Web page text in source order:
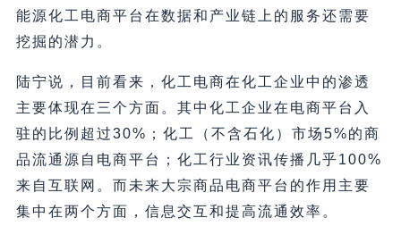
能源化工电商平台在数据和产业链上的服务还需要
挖掘的潜力。
陆宁说，目前看来，化工电商在化工企业中的渗透
主要体现在三个方面。其中化工企业在电商平台入
驻的比例超过30%；化工（不含石化）市场5%的商
品流通源自电商平台；化工行业资讯传播几乎100%
来自互联网。而未来大宗商品电商平台的作用主要
集中在两个方面，信息交互和提高流通效率。